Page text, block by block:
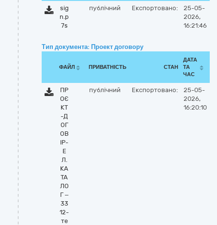
sig
n.p
7s
публічний Експортовано:
25-05-
2026,
16:21:46
Тип документа: Проект договору
ФАЙЛ ПРИВАТНІСТЬ СТАН
ДАТА
ТА
ЧАС
ПР
ОЄ
КТ
-Д
ОГ
ОВ
ІР-
Е
Л.
КА
ТА
ЛО
Г –
33
12-
те
публічний Експортовано:
25-05-
2026,
16:20:10